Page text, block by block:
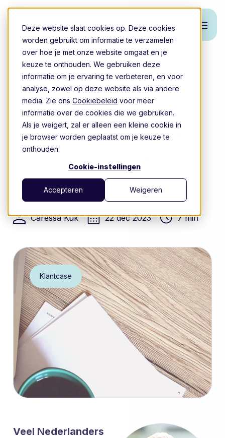
Deze website slaat cookies op. Deze cookies
worden gebruikt om informatie te verzamelen
over hoe je met onze website omgaat en je
keuze te onthouden. We gebruiken deze
informatie om je ervaring te verbeteren, en voor
analyse, zowel op deze website als via andere
media. Zie ons Cookiebeleid voor meer
informatie over de cookies die we gebruiken.
Als je weigert, zal er alleen een kleine cookie in
je browser worden geplaatst om je keuze te
onthouden.
Cookie-instellingen
Accepteren Weigeren
Terug naar overzicht
Case: Financieel
Gezond biedt snelle
financiële check-up
met Ockto
Caressa Kuk 22 dec 2023 7 min
Klantcase
Veel Nederlanders